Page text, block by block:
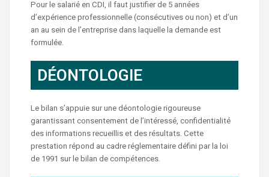
Pour le salarié en CDI, il faut justifier de 5 années
d’expérience professionnelle (consécutives ou non) et d’un
an au sein de l’entreprise dans laquelle la demande est
formulée.
DÉONTOLOGIE
Le bilan s’appuie sur une déontologie rigoureuse
garantissant consentement de l’intéressé, confidentialité
des informations recueillis et des résultats. Cette
prestation répond au cadre réglementaire défini par la loi
de 1991 sur le bilan de compétences.